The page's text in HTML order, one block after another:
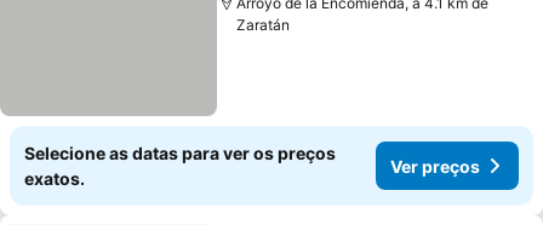
Zaratán
Selecione as datas para ver os preços
exatos.
Ver preços